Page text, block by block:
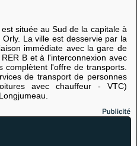
située au Sud de la capitale à
La ville est desservie par la
immédiate avec la gare de
B et à l'interconnexion avec
complètent l'offre de transports.
de transport de personnes
avec chauffeur - VTC)